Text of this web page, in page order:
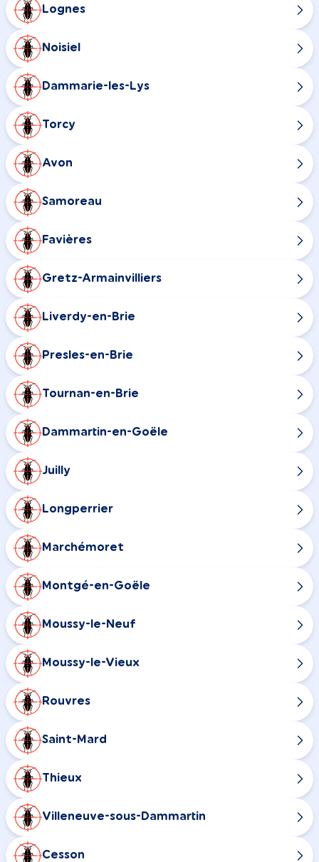
Lognes
Noisiel
Dammarie-les-Lys
Torcy
Avon
Samoreau
Favières
Gretz-Armainvilliers
Liverdy-en-Brie
Presles-en-Brie
Tournan-en-Brie
Dammartin-en-Goële
Juilly
Longperrier
Marchémoret
Montgé-en-Goële
Moussy-le-Neuf
Moussy-le-Vieux
Rouvres
Saint-Mard
Thieux
Villeneuve-sous-Dammartin
Cesson